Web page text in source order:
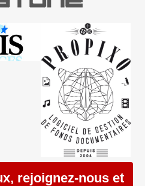
rejoignez-nous et